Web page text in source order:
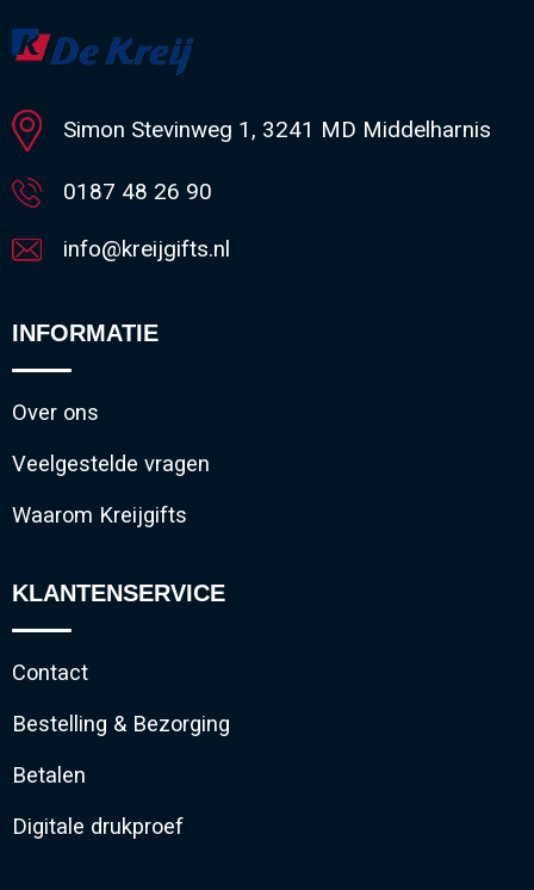
Minimale afname: 1
Simon Stevinweg 1, 3241 MD Middelharnis
0187 48 26 90
info@kreijgifts.nl
INFORMATIE
Over ons
Veelgestelde vragen
Waarom Kreijgifts
KLANTENSERVICE
Contact
Bestelling & Bezorging
Betalen
Digitale drukproef